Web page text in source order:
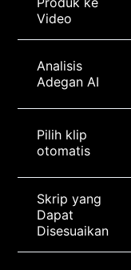
Video
Analisis
Adegan AI
Pilih klip
otomatis
Skrip yang
Dapat
Disesuaikan